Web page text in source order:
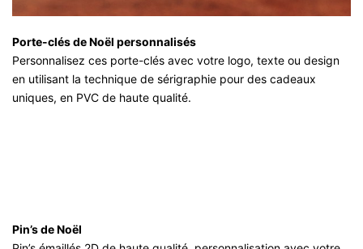
Porte-clés de Noël personnalisés
Personnalisez ces porte-clés avec votre logo, texte ou design
en utilisant la technique de sérigraphie pour des cadeaux
uniques, en PVC de haute qualité.
Pin’s de Noël